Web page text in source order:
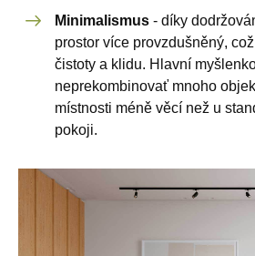
Minimalismus - díky
prostor více provzdušněný,
čistoty a klidu. Hlavní
neprekombinovať mnoho
místnosti méně věcí než u
pokoji.